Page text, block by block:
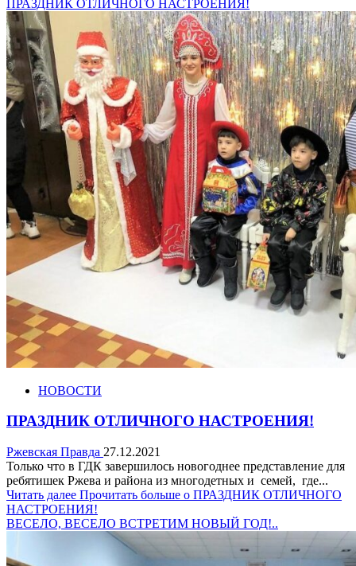
ПРАЗДНИК ОТЛИЧНОГО НАСТРОЕНИЯ!
НОВОСТИ
ПРАЗДНИК ОТЛИЧНОГО НАСТРОЕНИЯ!
Ржевская Правда 27.12.2021
Только что в ГДК завершилось новогоднее представление для
ребятишек Ржева и района из многодетных и семей, где...
Читать далее Прочитать больше о ПРАЗДНИК ОТЛИЧНОГО
НАСТРОЕНИЯ!
ВЕСЕЛО, ВЕСЕЛО ВСТРЕТИМ НОВЫЙ ГОД!..